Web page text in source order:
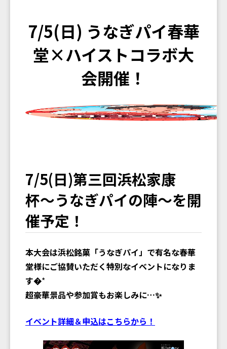
7/5(日) うなぎパイ春華
堂×ハイストコラボ大
会開催！
7/5(日)第三回浜松家康
杯〜うなぎパイの陣〜を開
催予定！
本大会は浜松銘菓「うなぎパイ」で有名な春華
堂様にご協賛いただく特別なイベントになりま
す*
超豪華景品や参加賞もお楽しみに…✨
イベント詳細＆申込はこちらから！